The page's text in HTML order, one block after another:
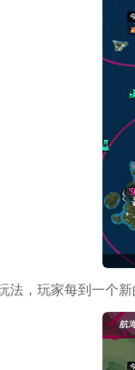
法，玩家每到一个